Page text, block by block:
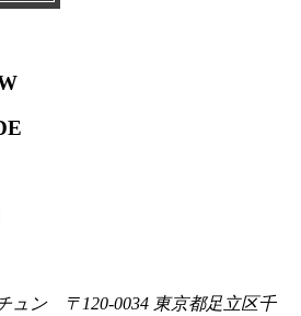
ュン 〒120-0034 東京都足立区千